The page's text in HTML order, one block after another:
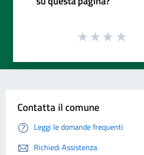
Contatta il comune
Leggi le domande frequenti
Richiedi Assistenza